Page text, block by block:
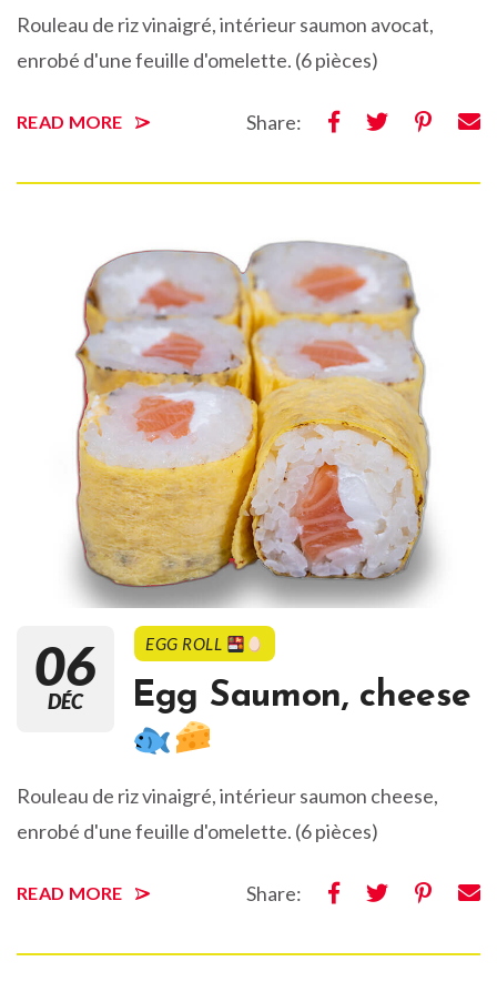
Rouleau de riz vinaigré, intérieur saumon avocat,
enrobé d'une feuille d'omelette. (6 pièces)
READ MORE Share:
06
DÉC
EGG ROLL
Egg Saumon, cheese
Rouleau de riz vinaigré, intérieur saumon cheese,
enrobé d'une feuille d'omelette. (6 pièces)
READ MORE Share: